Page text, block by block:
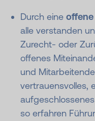
Durch eine
alle verstanden
Zurecht- oder
offenes
und
vertrauensvolles,
so erfahren